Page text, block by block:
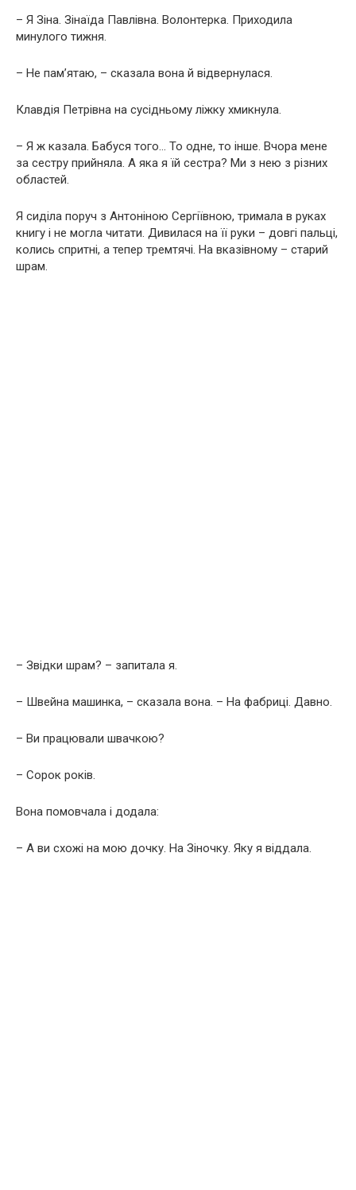
– Я Зіна. Зінаїда Павлівна. Волонтерка. Приходила
минулого тижня.
– Не пам’ятаю, – сказала вона й відвернулася.
Клавдія Петрівна на сусідньому ліжку хмикнула.
– Я ж казала. Бабуся того… То одне, то інше. Вчора мене
за сестру прийняла. А яка я їй сестра? Ми з нею з різних
областей.
Я сиділа поруч з Антоніною Сергіївною, тримала в руках
книгу і не могла читати. Дивилася на її руки – довгі пальці,
колись спритні, а тепер тремтячі. На вказівному – старий
шрам.
– Звідки шрам? – запитала я.
– Швейна машинка, – сказала вона. – На фабриці. Давно.
– Ви працювали швачкою?
– Сорок років.
Вона помовчала і додала:
– А ви схожі на мою дочку. На Зіночку. Яку я віддала.